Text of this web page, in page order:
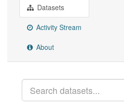
Datasets
Activity Stream
About